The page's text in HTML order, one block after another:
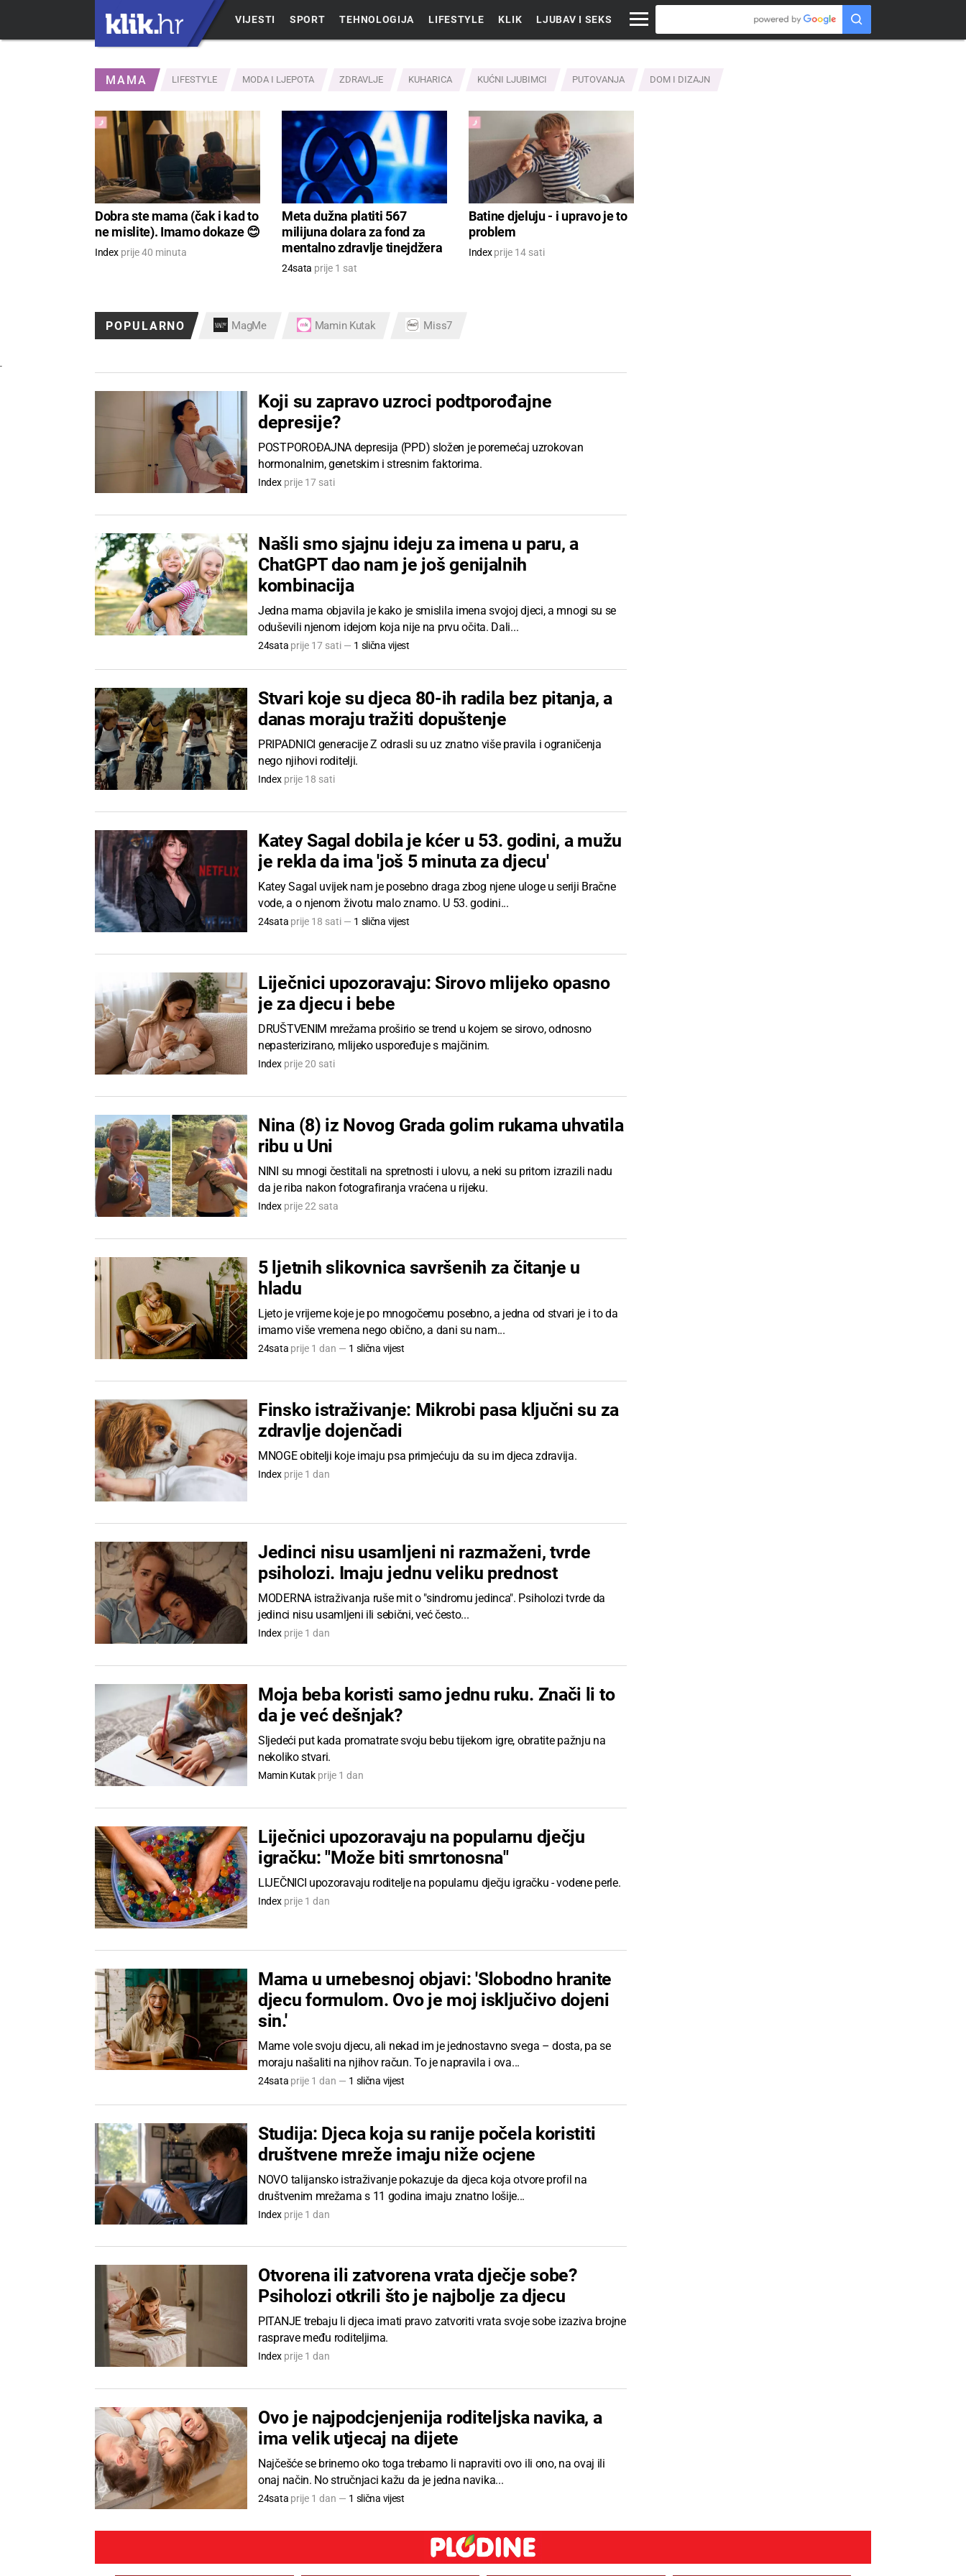
VIJESTI SPORT TEHNOLOGIJA LIFESTYLE KLIK LJUBAV I SEKS
MAMA LIFESTYLE MODA I LJEPOTA ZDRAVLJE KUHARICA KUĆNI LJUBIMCI PUTOVANJA DOM I DIZAJN
Dobra ste mama (čak i kad to
ne mislite). Imamo dokaze 😊
Indexprije 40 minuta
Meta dužna platiti 567
milijuna dolara za fond za
mentalno zdravlje tinejdžera
24sata prije 1 sat
Batine djeluju - i upravo je to
problem
Indexprije 14 sati
POPULARNO MagMe Mamin Kutak Miss7
-
Koji su zapravo uzroci podtporođajne
depresije?
POSTPOROĐAJNA depresija (PPD) složen je poremećaj uzrokovan
hormonalnim, genetskim i stresnim faktorima.
Indexprije 17 sati
Našli smo sjajnu ideju za imena u paru, a
ChatGPT dao nam je još genijalnih
kombinacija
Jedna mama objavila je kako je smislila imena svojoj djeci, a mnogi su se
oduševili njenom idejom koja nije na prvu očita. Dali...
24sata prije 17 sati — 1 slična vijest
Stvari koje su djeca 80-ih radila bez pitanja, a
danas moraju tražiti dopuštenje
PRIPADNICI generacije Z odrasli su uz znatno više pravila i ograničenja
nego njihovi roditelji.
Indexprije 18 sati
Katey Sagal dobila je kćer u 53. godini, a mužu
je rekla da ima 'još 5 minuta za djecu'
Katey Sagal uvijek nam je posebno draga zbog njene uloge u seriji Bračne
vode, a o njenom životu malo znamo. U 53. godini...
24sata prije 18 sati — 1 slična vijest
Liječnici upozoravaju: Sirovo mlijeko opasno
je za djecu i bebe
DRUŠTVENIM mrežama proširio se trend u kojem se sirovo, odnosno
nepasterizirano, mlijeko uspoređuje s majčinim.
Indexprije 20 sati
Nina (8) iz Novog Grada golim rukama uhvatila
ribu u Uni
NINI su mnogi čestitali na spretnosti i ulovu, a neki su pritom izrazili nadu
da je riba nakon fotografiranja vraćena u rijeku.
Indexprije 22 sata
5 ljetnih slikovnica savršenih za čitanje u
hladu
Ljeto je vrijeme koje je po mnogočemu posebno, a jedna od stvari je i to da
imamo više vremena nego obično, a dani su nam...
24sata prije 1 dan — 1 slična vijest
Finsko istraživanje: Mikrobi pasa ključni su za
zdravlje dojenčadi
MNOGE obitelji koje imaju psa primjećuju da su im djeca zdravija.
Indexprije 1 dan
Jedinci nisu usamljeni ni razmaženi, tvrde
psiholozi. Imaju jednu veliku prednost
MODERNA istraživanja ruše mit o "sindromu jedinca". Psiholozi tvrde da
jedinci nisu usamljeni ili sebični, već često...
Indexprije 1 dan
Moja beba koristi samo jednu ruku. Znači li to
da je već dešnjak?
Sljedeći put kada promatrate svoju bebu tijekom igre, obratite pažnju na
nekoliko stvari.
Mamin Kutakprije 1 dan
Liječnici upozoravaju na popularnu dječju
igračku: "Može biti smrtonosna"
LIJEČNICI upozoravaju roditelje na popularnu dječju igračku - vodene perle.
Indexprije 1 dan
Mama u urnebesnoj objavi: 'Slobodno hranite
djecu formulom. Ovo je moj isključivo dojeni
sin.'
Mame vole svoju djecu, ali nekad im je jednostavno svega – dosta, pa se
moraju našaliti na njihov račun. To je napravila i ova...
24sata prije 1 dan — 1 slična vijest
Studija: Djeca koja su ranije počela koristiti
društvene mreže imaju niže ocjene
NOVO talijansko istraživanje pokazuje da djeca koja otvore profil na
društvenim mrežama s 11 godina imaju znatno lošije...
Indexprije 1 dan
Otvorena ili zatvorena vrata dječje sobe?
Psiholozi otkrili što je najbolje za djecu
PITANJE trebaju li djeca imati pravo zatvoriti vrata svoje sobe izaziva brojne
rasprave među roditeljima.
Indexprije 1 dan
Ovo je najpodcjenjenija roditeljska navika, a
ima velik utjecaj na dijete
Najčešće se brinemo oko toga trebamo li napraviti ovo ili ono, na ovaj ili
onaj način. No stručnjaci kažu da je jedna navika...
24sata prije 1 dan — 1 slična vijest